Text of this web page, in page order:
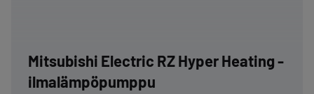
Mitsubishi Electric RZ Hyper Heating -
ilmalämpöpumppu